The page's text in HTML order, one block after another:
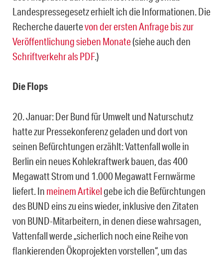
Landespressegesetz erhielt ich die Informationen. Die
Recherche dauertevon der ersten Anfrage bis zur
Veröffentlichung sieben Monate(siehe auch den
Schriftverkehr als PDF.)
Die Flops
20. Januar: Der Bund für Umwelt und Naturschutz
hatte zur Pressekonferenz geladen und dort von
seinen Befürchtungen erzählt: Vattenfall wolle in
Berlin ein neues Kohlekraftwerk bauen, das 400
Megawatt Strom und 1.000 Megawatt Fernwärme
liefert. In meinem Artikelgebe ich die Befürchtungen
des BUND eins zu eins wieder, inklusive den Zitaten
von BUND-Mitarbeitern, in denen diese wahrsagen,
Vattenfall werde „sicherlich noch eine Reihe von
flankierenden Ökoprojekten vorstellen“, um das